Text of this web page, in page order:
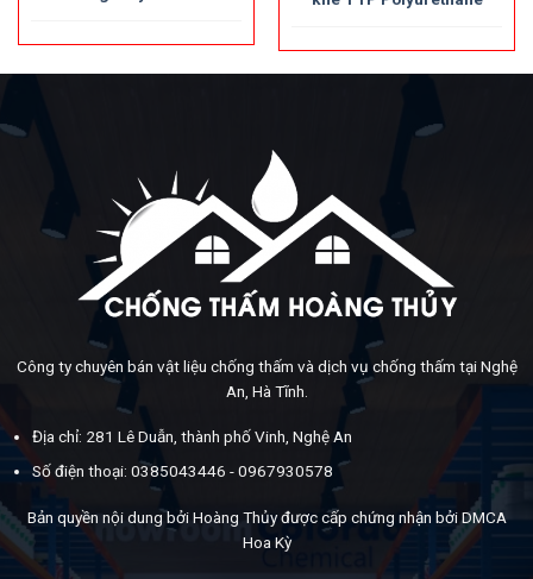
Công ty chuyên bán vật liệu chống thấm và dịch vụ chống thấm tại Nghệ
An, Hà Tĩnh.
Địa chỉ: 281 Lê Duẫn, thành phố Vinh, Nghệ An
Số điện thoại: 0385043446 - 0967930578
Bản quyền nội dung bởi Hoàng Thủy được cấp chứng nhận bởi DMCA
Hoa Kỳ